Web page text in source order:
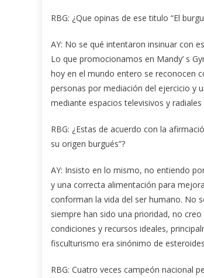
RBG: ¿Que opinas de ese titulo “El
AY: No se qué intentaron insinuar con
Lo que promocionamos en Mandy’ s
hoy en el mundo entero se reconocen
personas por mediación del ejercicio y
mediante espacios televisivos y
RBG: ¿Estas de acuerdo con la
su origen burgués”?
AY: Insisto en lo mismo, no entiendo
y una correcta alimentación para
conforman la vida del ser humano. No
siempre han sido una prioridad, no
condiciones y recursos ideales,
fisculturismo era sinónimo de
RBG: Cuatro veces campeón nacional